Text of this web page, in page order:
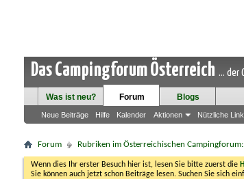
Das Campingforum Österreich ... der
Was ist neu? Forum
Neue Beiträge Hilfe Kalender Aktionen Nützliche
Blogs
Forum Rubriken im Österreichischen Campingforum:
Wenn dies Ihr erster Besuch hier ist, lesen Sie bitte zuerst die
Sie können auch jetzt schon Beiträge lesen. Suchen Sie sich